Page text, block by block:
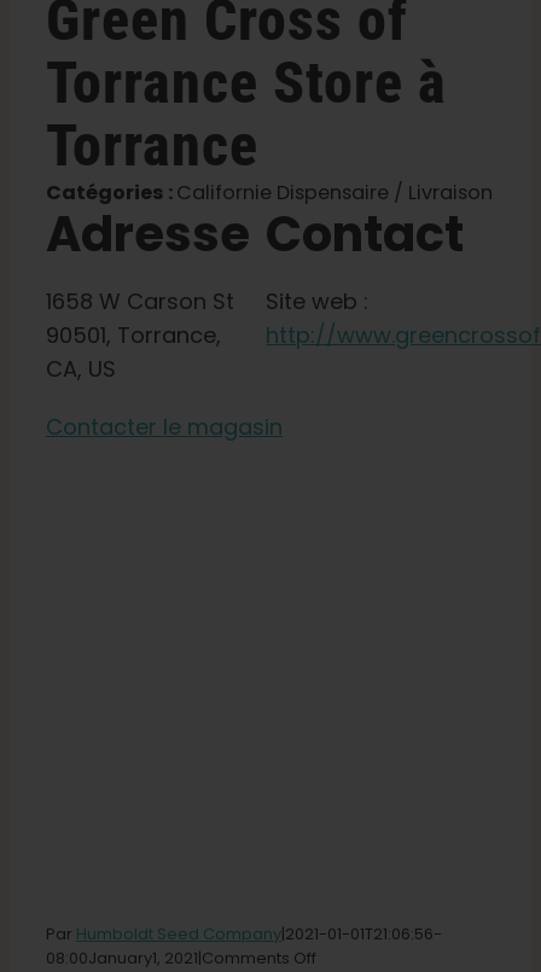
Boutique
Français
Recherche
de
:
Green Cross of
Torrance Store à
Torrance
Catégories :Californie Dispensaire / Livraison
Adresse
1658 W Carson St
90501, Torrance,
CA, US
Contact
Site web :
http://
Contacter le magasin
Par Humboldt Seed Company|2021-01-01T21:06:56-
08:00January1, 2021|Comments Off